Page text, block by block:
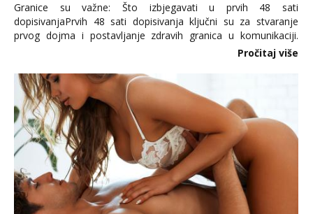
Granice su važne: Što izbjegavati u prvih 48 sati
dopisivanjaPrvih 48 sati dopisivanja ključni su za stvaranje
prvog dojma i postavljanje zdravih granica u komunikaciji.
Važno je izbjeći prebrzo otkrivanje osobnih ili intimnih
informacija, jer nepoznata osoba još nije zaslužila to
povjerenje. Takođe...
Pročitaj više